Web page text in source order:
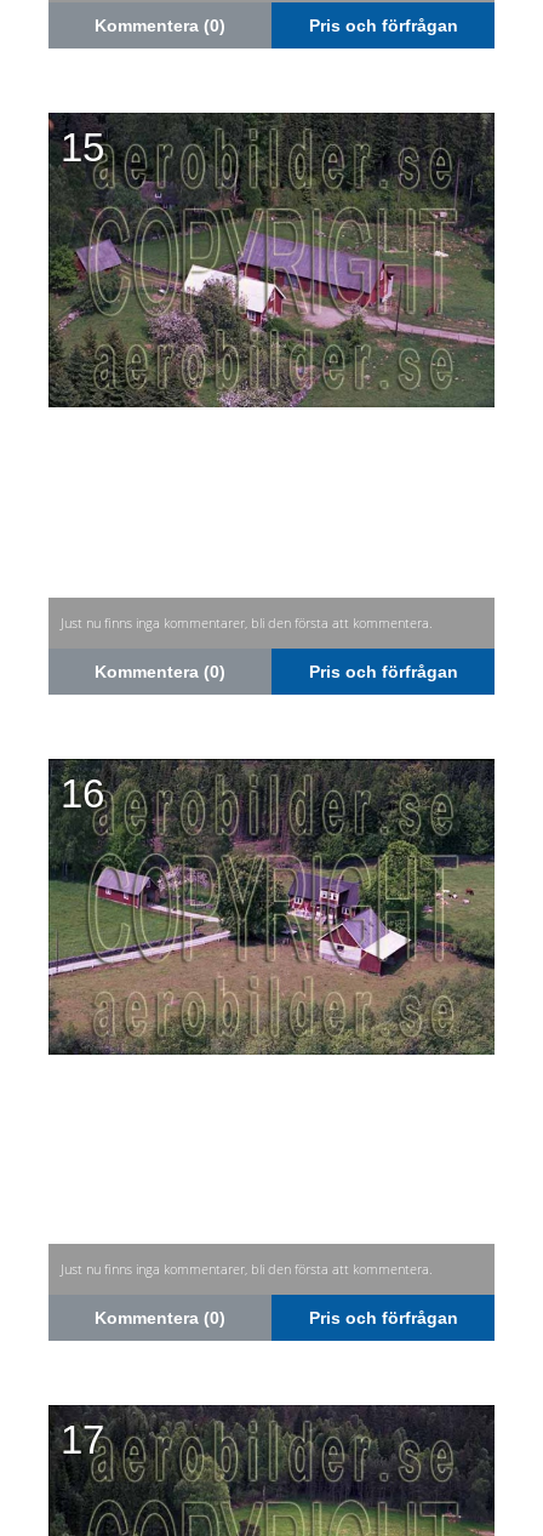
Kommentera (0) Pris och förfrågan
15
Just nu finns inga kommentarer, bli den första att kommentera.
Kommentera (0) Pris och förfrågan
16
Just nu finns inga kommentarer, bli den första att kommentera.
Kommentera (0) Pris och förfrågan
17